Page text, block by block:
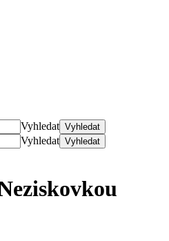
Vyhledat Vyhledat
Vyhledat Vyhledat